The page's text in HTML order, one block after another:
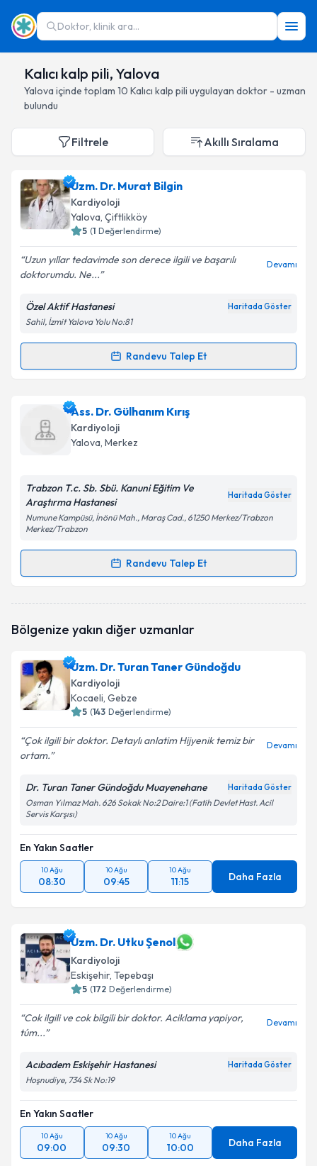
Doktor, klinik ara...
Kalıcı kalp pili, Yalova
Yalova içinde toplam 10 Kalıcı kalp pili uygulayan doktor - uzman
bulundu
Filtrele Akıllı Sıralama
Uzm. Dr. Murat Bilgin
Kardiyoloji
Yalova, Çiftlikköy
5 (1 Değerlendirme)
Uzun yıllar tedavimde son derece ilgili ve başarılı
doktorumdu. Ne...
Devamı
Özel Aktif Hastanesi Haritada Göster
Sahil, İzmit Yalova Yolu No:81
Randevu Talep Et
Randevu Takvimi Talebi
Uzm. Dr. Murat Bilginiçin randevu takvimi talebi
oluşturun. Size bu uzmandan randevu almanız için bir
takvim hazırlandığında e-posta ile bilgilendireceğiz.
Metni'ni okudum ve kişisel verilerimin belirtilen
kapsamda işlenmesini kabul ediyorum.
Ass. Dr. Gülhanım Kırış
Kardiyoloji
Yalova, Merkez
Trabzon T.c. Sb. Sbü. Kanuni Eğitim Ve
Araştırma Hastanesi
Haritada Göster
Numune Kampüsü, İnönü Mah., Maraş Cad., 61250 Merkez/Trabzon
Merkez/Trabzon
Randevu Talep Et
Randevu Takvimi Talebi
oluşturun. Size bu uzmandan randevu almanız için bir
E-posta Adresiniz
Kişisel verilerimin işlenmesine ilişkinAydınlatma
Bölgenize yakın diğer uzmanlar
Uzm. Dr. Turan Taner Gündoğdu
Kardiyoloji
Kocaeli, Gebze
5 (143 Değerlendirme)
Çok ilgili bir doktor. Detaylı anlatim Hijyenik temiz bir
ortam.
Devamı
Dr. Turan Taner Gündoğdu Muayenehane Haritada Göster
Osman Yılmaz Mah. 626 Sokak No:2 Daire:1 (Fatih Devlet Hast. Acil
Servis Karşısı)
En Yakın Saatler
10 Ağu
08:30
10 Ağu
09:45
10 Ağu
11:15 Daha Fazla
Uzm. Dr. Utku Şenol
Kardiyoloji
Eskişehir, Tepebaşı
5 (172 Değerlendirme)
Cok ilgili ve cok bilgili bir doktor. Aciklama yapiyor,
túm...
Devamı
Acıbadem Eskişehir Hastanesi Haritada Göster
Hoşnudiye, 734 Sk No:19
En Yakın Saatler
10 Ağu
09:00
10 Ağu
09:30
10 Ağu
10:00 Daha Fazla